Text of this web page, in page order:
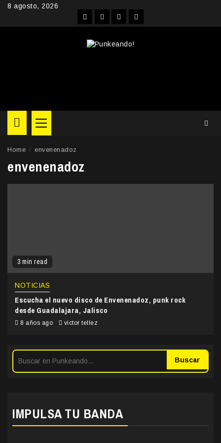
Skip8 agosto, 2026
FacebookInstagram
YouTubeTwitter
Primary
Menu
Home envenenadoz
envenenadoz
3 min read
NOTICIAS
Escucha el nuevo disco de Envenenadoz, punk rock
desde Guadalajara, Jalisco
8 años ago victor tellez
Buscar
IMPULSA TU BANDA